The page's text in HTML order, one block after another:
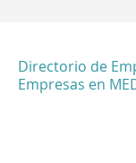
Directorio de
Empresas en